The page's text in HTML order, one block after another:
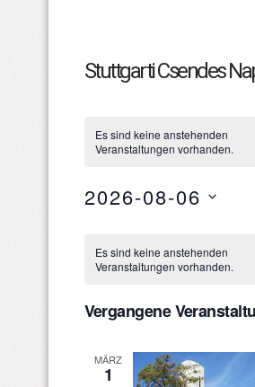
Stuttgarti Csendes
Es sind keine anstehenden
Veranstaltungen vorhanden.
2026-08-06
Kalender
von
Es sind keine anstehenden
Veranstaltungen vorhanden.
Vergangene
MÄRZ
1